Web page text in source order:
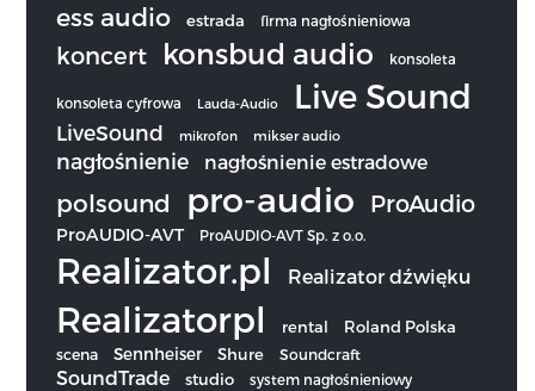
ess audio estrada firma nagłośnieniowa
koncert konsbud audio konsoleta
konsoleta cyfrowa Lauda-Audio Live Sound
LiveSound mikrofon mikser audio
nagłośnienie nagłośnienie estradowe
polsound pro-audio ProAudio
ProAUDIO-AVT ProAUDIO-AVT Sp. z o.o.
Realizator.pl Realizator dźwięku
Realizatorpl rental Roland Polska
scena Sennheiser Shure Soundcraft
SoundTrade studio system nagłośnieniowy